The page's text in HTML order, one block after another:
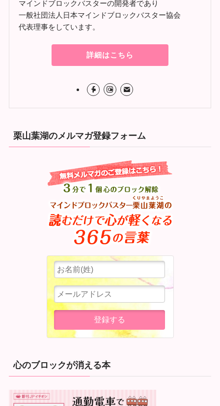
マインドブロックバスターの開発者であり
一般社団法人日本マインドブロックバスター協会
代表理事をしています。
詳細はこちら
栗山葉湖のメルマガ登録フォーム
心のブロックが消える本